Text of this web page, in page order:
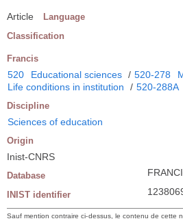
Article Language
Classification
Francis
520 Educational sciences / 520-278
Life conditions in institution
/ 520-288A
Discipline
Sciences of education
Origin
Inist-CNRS
Database
INIST identifier
Sauf mention contraire ci-dessus, le contenu de cette